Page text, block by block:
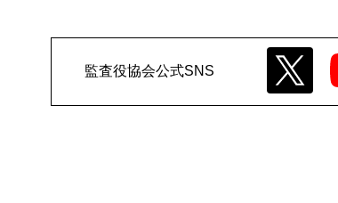
監査役協会公式SNS